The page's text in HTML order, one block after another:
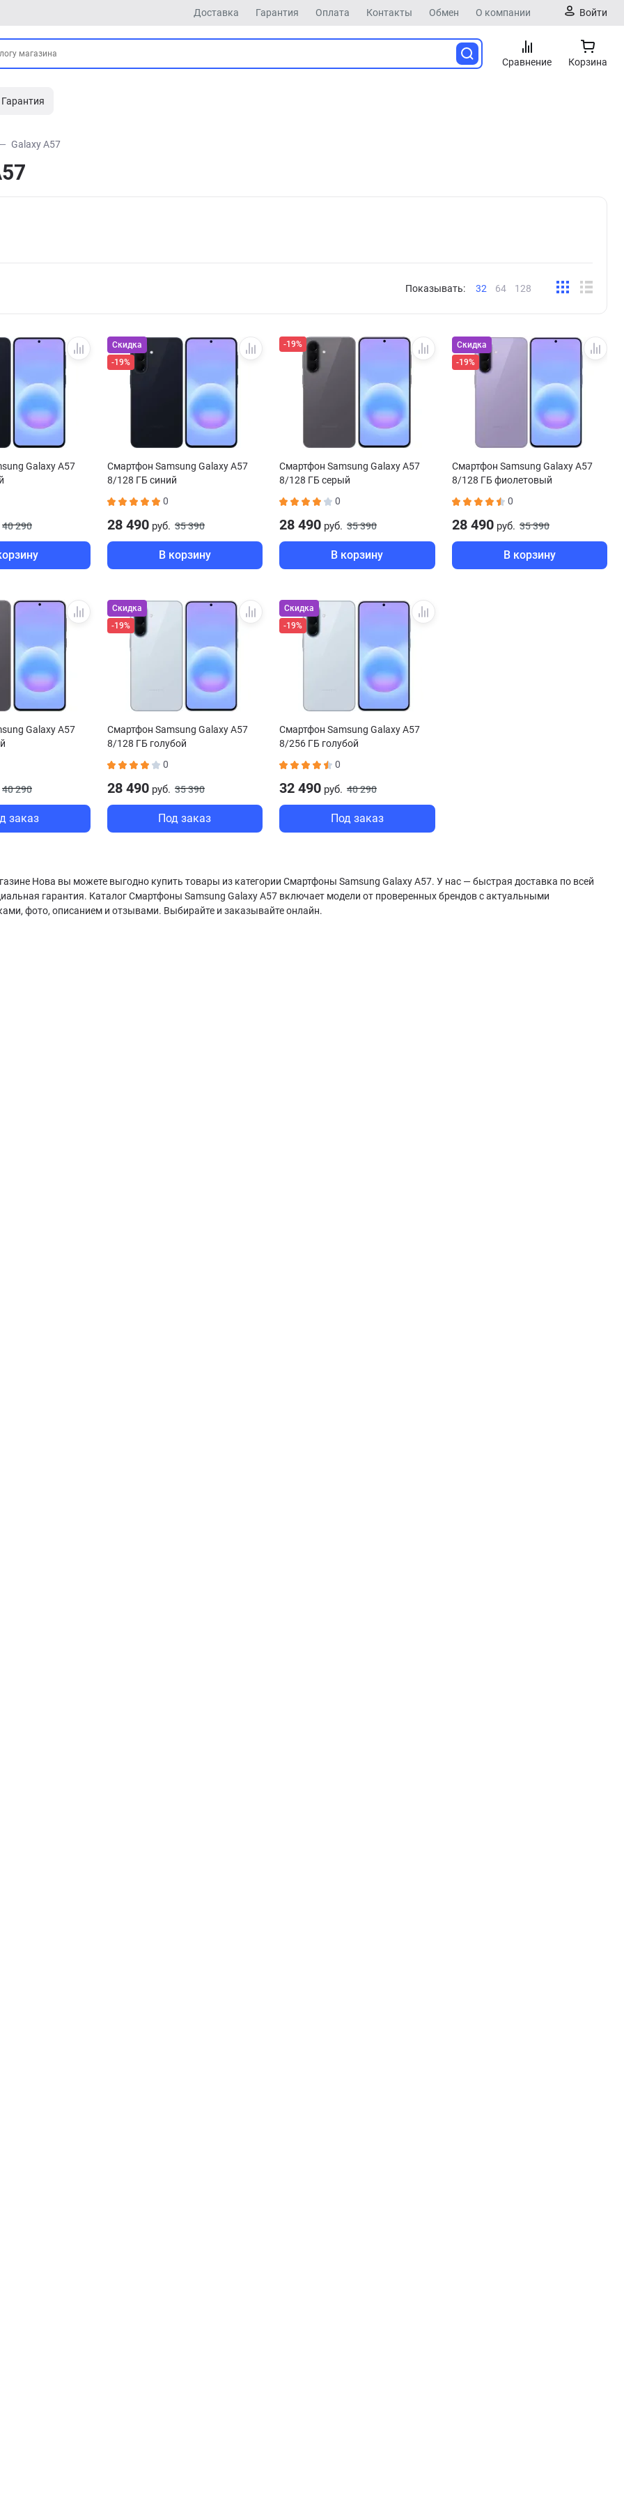
Доставка Гарантия Оплата Контакты Обмен О компании Войти
Сравнение Корзина
Гарантия
Galaxy A57
Показывать: 32 64 128
Galaxy A57
40 290
Скидка
-19%
Смартфон Samsung Galaxy A57
8/128 ГБ синий
0
28 490руб. 35 390
В корзину
-19%
Смартфон Samsung Galaxy A57
8/128 ГБ серый
0
28 490 руб. 35 390
В корзину
Скидка
-19%
Смартфон Samsung Galaxy A57
8/128 ГБ фиолетовый
0
28 490руб. 35 390
В корзину
Galaxy A57
40 290
заказ
Скидка
-19%
Смартфон Samsung Galaxy A57
8/128 ГБ голубой
0
28 490руб. 35 390
Под заказ
Скидка
-19%
Смартфон Samsung Galaxy A57
8/256 ГБ голубой
0
32 490 руб. 40 290
Под заказ
Нова вы можете выгодно купить товары из категории Смартфоны Samsung Galaxy A57. У нас — быстрая доставка по всей
гарантия. Каталог Смартфоны Samsung Galaxy A57 включает модели от проверенных брендов с актуальными
фото, описанием и отзывами. Выбирайте и заказывайте онлайн.